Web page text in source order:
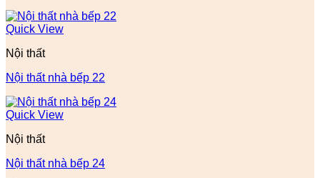
Quick View
Nội thất
Nội thất nhà bếp 22
Quick View
Nội thất
Nội thất nhà bếp 24